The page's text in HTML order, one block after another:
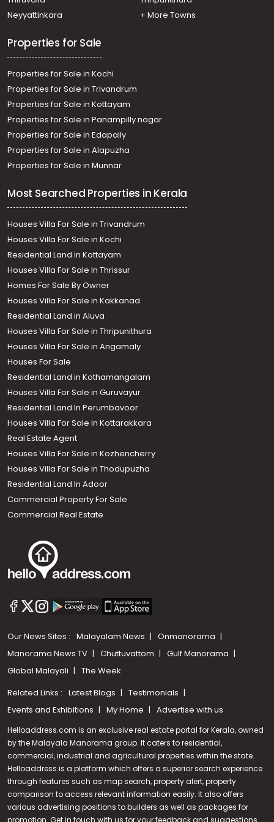
Call us
+91 9747 000 857
Residential House Villa for Sale in Alleppey, Cherthala,
Neyyattinkara
+ More Towns
Properties for Sale
Properties for Sale in Kochi
Properties for Sale in Trivandrum
Properties for Sale in Kottayam
Properties for Sale in Panampilly nagar
Properties for Sale in Edapally
Properties for Sale in Alapuzha
Properties for Sale in Munnar
Most Searched Properties in Kerala
Houses Villa For Sale in Trivandrum
Houses Villa For Sale in Kochi
Residential Land in Kottayam
Houses Villa For Sale In Thrissur
Homes For Sale By Owner
Houses Villa For Sale in Kakkanad
Residential Land in Aluva
Houses Villa For Sale in Thripunithura
Houses Villa For Sale in Angamaly
Houses For Sale
Residential Land in Kothamangalam
Houses Villa For Sale in Guruvayur
Residential Land In Perumbavoor
Houses Villa For Sale in Kottarakkara
Real Estate Agent
Houses Villa For Sale in Kozhencherry
Houses Villa For Sale in Thodupuzha
Residential Land In Adoor
Commercial Property For Sale
Commercial Real Estate
Our News Sites : Malayalam News
Onmanorama
Manorama News TV
Chuttuvattom
Gulf Manorama
Global Malayali
The Week
Related Links : Latest Blogs
Testimonials
Events and Exhibitions
My Home Advertise with us
Helloaddress.com is an exclusive real estate portal for Kerala, owned
by the Malayala Manorama group. It caters to residential,
commercial, industrial and agricultural properties within the state.
Helloaddress is a platform which offers a superior search experience
through features such as map search, property alert, property
comparison to access relevant information easily. It also offers
various advertising positions to builders as well as packages for
promotion. Get in touch with us for your feedback and suggestions.